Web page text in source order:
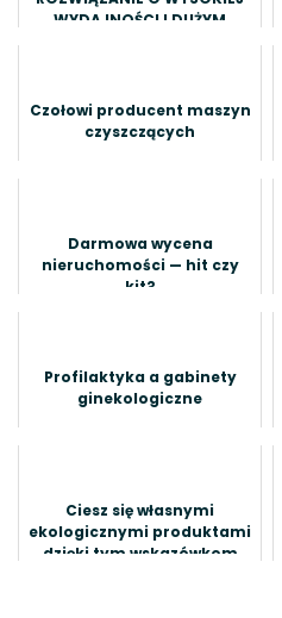
WYDAJNOŚCI I DUŻYM
Czołowi producent maszyn
czyszczących
Darmowa wycena
nieruchomości — hit czy
kit?
Profilaktyka a gabinety
ginekologiczne
Ciesz się własnymi
ekologicznymi produktami
dzięki tym wskazówkom